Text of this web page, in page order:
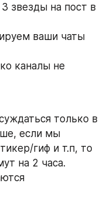
звезды на пост в
ваши чаты
каналы не
только в
если мы
гиф и т.п, то
на 2 часа.